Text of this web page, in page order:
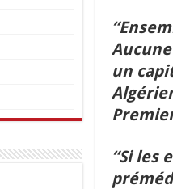
un
“Si les